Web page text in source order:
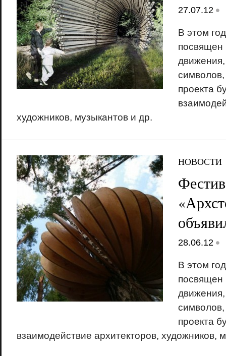
27.07.12 •
В этом
посвящен
символов,
проекта
художников, музыкантов и др.
НОВОСТИ
28.06.12 •
В этом
посвящен
символов,
проекта
взаимодействие архитекторов, художников,